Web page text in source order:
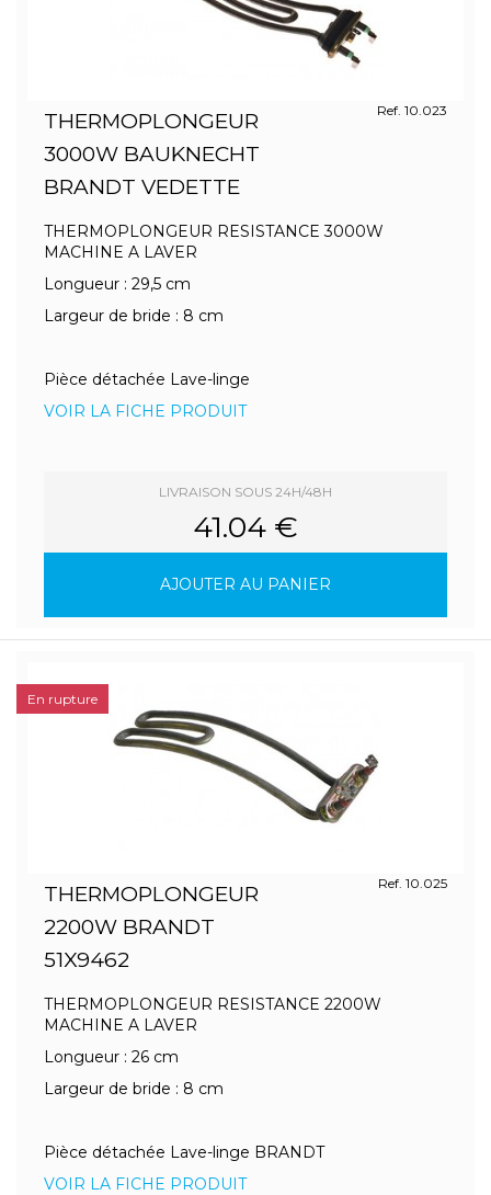
THERMOPLONGEUR
3000W BAUKNECHT
BRANDT VEDETTE
Ref. 10.023
THERMOPLONGEUR RESISTANCE 3000W
MACHINE A LAVER
Longueur : 29,5 cm
Largeur de bride : 8 cm
Pièce détachée Lave-linge
VOIR LA FICHE PRODUIT
LIVRAISON SOUS 24H/48H
41.04 €
AJOUTER AU PANIER
THERMOPLONGEUR
2200W BRANDT
51X9462
Ref. 10.025
THERMOPLONGEUR RESISTANCE 2200W
MACHINE A LAVER
Longueur : 26 cm
Largeur de bride : 8 cm
Pièce détachée Lave-linge BRANDT
VOIR LA FICHE PRODUIT
En rupture